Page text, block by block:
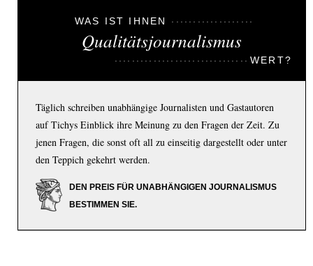
WAS IST IHNEN
Qualitätsjournalismus
WERT?
Täglich schreiben unabhängige Journalisten und Gastautoren
auf Tichys Einblick ihre Meinung zu den Fragen der Zeit. Zu
jenen Fragen, die sonst oft all zu einseitig dargestellt oder unter
den Teppich gekehrt werden.
DEN PREIS FÜR UNABHÄNGIGEN JOURNALISMUS
BESTIMMEN SIE.